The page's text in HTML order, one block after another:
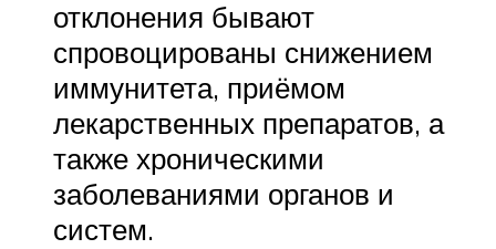
отклонения бывают
спровоцированы снижением
иммунитета, приёмом
лекарственных препаратов, а
также хроническими
заболеваниями органов и
систем.